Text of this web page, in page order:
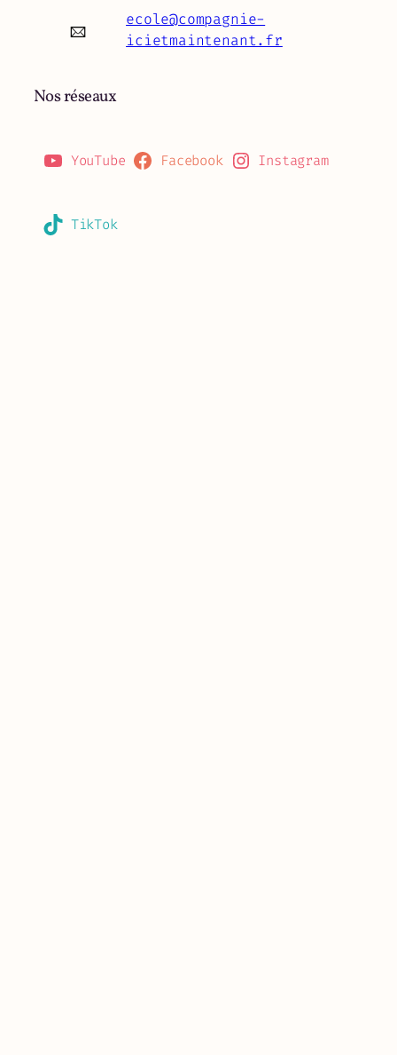
ecole@compagnie-
icietmaintenant.fr
Nos réseaux
YouTube Facebook Instagram
TikTok